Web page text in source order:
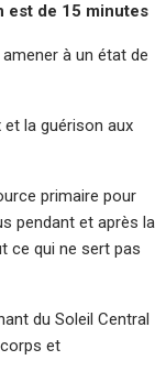
est de 15 minutes
à un état de
et la guérison aux
primaire pour
pendant et après la
ce qui ne sert pas
du Soleil Central
et